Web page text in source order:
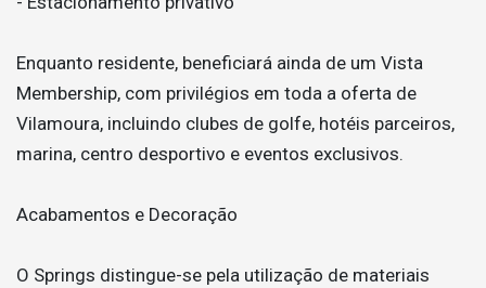
Enquanto residente, beneficiará ainda de um Vista
Membership, com privilégios em toda a oferta de
Vilamoura, incluindo clubes de golfe, hotéis parceiros,
marina, centro desportivo e eventos exclusivos.
Acabamentos e Decoração
O Springs distingue-se pela utilização de materiais